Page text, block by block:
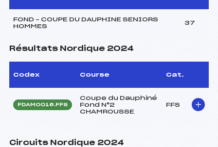
FOND – COUPE DU DAUPHINE SENIORS
HOMMES
37
Résultats Nordique 2024
Codex Course Cat.
FDAM0016.FFS
Coupe du Dauphiné
Fond N°2
CHAMROUSSE
FFS
Circuits Nordique 2024